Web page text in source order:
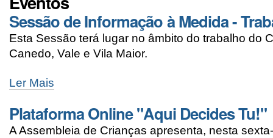
Sessão de Informação à Medida -
Esta Sessão terá lugar no âmbito do trabalho do
Canedo, Vale e Vila Maior.
Ler Mais
Plataforma Online "Aqui Decides Tu!"
A Assembleia de Crianças apresenta, nesta